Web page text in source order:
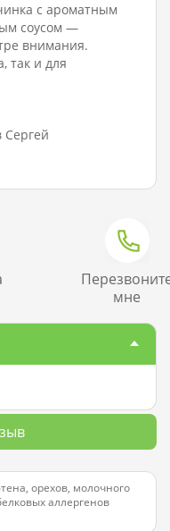
с ароматным
соусом —
внимания.
так и для
мне
орехов, молочного
аллергенов